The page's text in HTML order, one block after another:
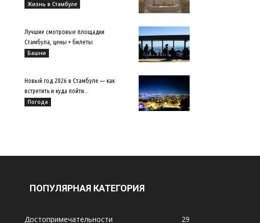
Жизнь в Стамбуле
Лучшие смотровые площадки
Стамбула, цены + билеты
Башни
Новый год 2026 в Стамбуле — как
встретить и куда пойти...
Погода
ПОПУЛЯРНАЯ КАТЕГОРИЯ
Достопримечательности 29